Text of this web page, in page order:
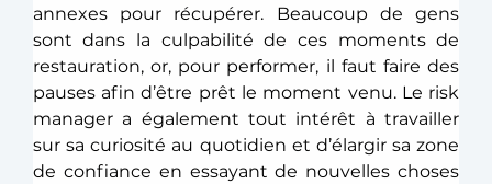
annexes pour récupérer. Beaucoup de gens
sont dans la culpabilité de ces moments de
restauration, or, pour performer, il faut faire des
pauses afin d’être prêt le moment venu. Le risk
manager a également tout intérêt à travailler
sur sa curiosité au quotidien et d’élargir sa zone
de confiance en essayant de nouvelles choses